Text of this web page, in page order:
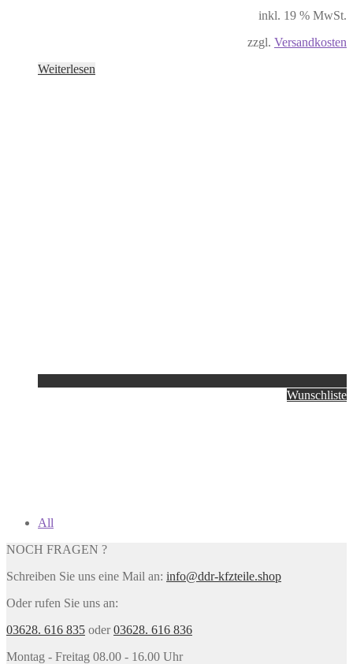
inkl. 19 % MwSt.
zzgl. Versandkosten
Weiterlesen
Wunschliste
All
NOCH FRAGEN ?
Schreiben Sie uns eine Mail an: info@ddr-kfzteile.shop
Oder rufen Sie uns an:
03628. 616 835 oder03628. 616 836
Montag - Freitag 08.00 - 16.00 Uhr